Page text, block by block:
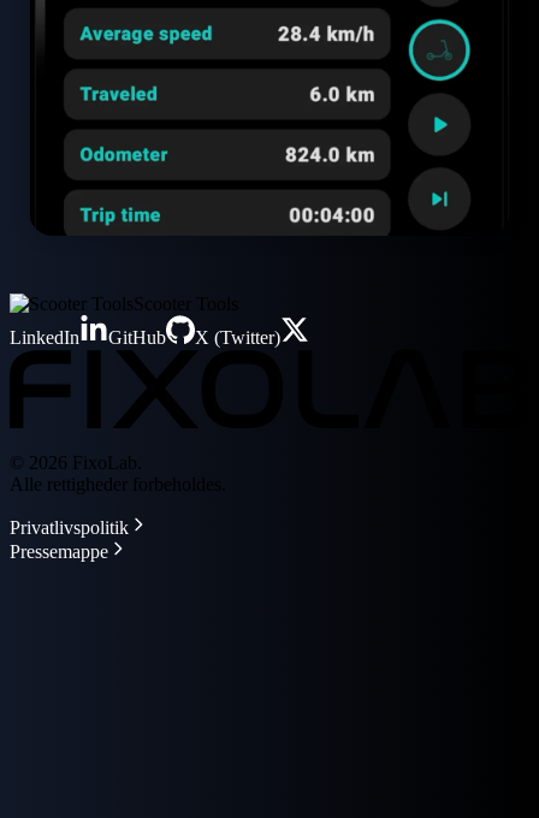
Scooter Tools
LinkedIn
GitHub X (Twitter)
© 2026 FixoLab.
Alle rettigheder forbeholdes.
Privatlivspolitik
Pressemappe